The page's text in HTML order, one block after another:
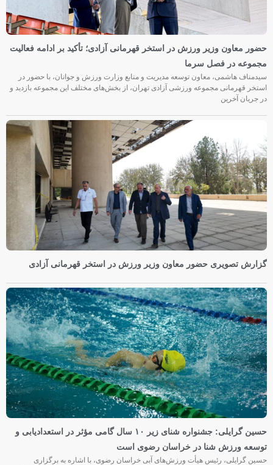
حضور معاون وزیر ورزش در استخر قهرمانی آزادی؛ تأکید بر ادامه فعالیت
مجموعه در فصل سرما
سیدمناف هاشمی، معاون توسعه مدیریت و منابع وزارت ورزش و جوانان، با حضور در
استخر قهرمانی مجموعه ورزشی آزادی تهران، از بخش‌های مختلف این مجموعه بازدید و
در جریان آخرین
گزارش تصویری حضور معاون وزیر ورزش در استخر قهرمانی آزادی
حسین گرایلی: جشنواره شنای زیر ۱۰ سال گامی مؤثر در استعدادیابی و
توسعه ورزش شنا در خراسان رضوی است
حسین گرایلی، رئیس هیأت ورزش‌های آبی خراسان رضوی، با اشاره به برگزاری